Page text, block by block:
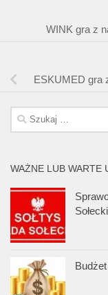
WINK gra z
ESKUMED gra
Szukaj:
WAŻNE LUB WARTE